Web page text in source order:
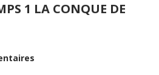
1 LA CONQUE DE